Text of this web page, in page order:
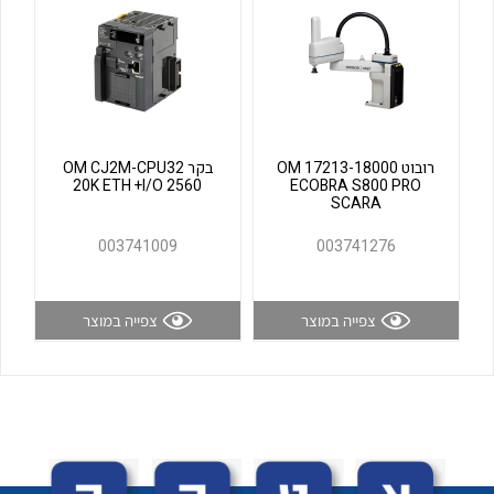
לכל מוצרי היצרן לכל מוצרי היצרן
רובוט OM 17213-18000
ECOBRA S800 PRO
SCARA
003741276
צפייה במוצר
בקר OM CJ2M-CPU32
20K ETH +I/O 2560
003741009
צפייה במוצר